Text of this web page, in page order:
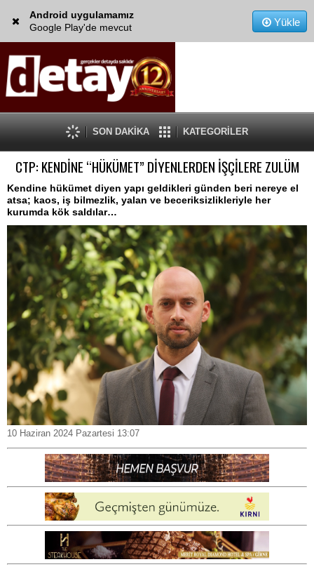
Android uygulamamız
Google Play'de mevcut
Yükle
SON DAKİKA KATEGORİLER
CTP: KENDİNE “HÜKÜMET” DİYENLERDEN İŞÇİLERE ZULÜM
Kendine hükümet diyen yapı geldikleri günden beri nereye el
atsa; kaos, iş bilmezlik, yalan ve beceriksizlikleriyle her
kurumda kök saldılar…
10 Haziran 2024 Pazartesi 13:07